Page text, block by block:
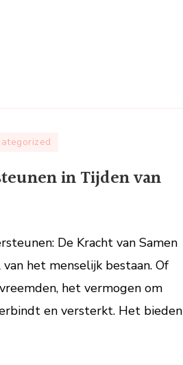
in Tijden van
De Kracht van Samen
het menselijk bestaan. Of
het vermogen om
en versterkt. Het bieden